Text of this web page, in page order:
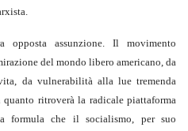
assunzione. Il movimento
del mondo libero americano, da
da vulnerabilità alla lue tremenda
ritroverà la radicale piattaforma
formula che il socialismo, per suo